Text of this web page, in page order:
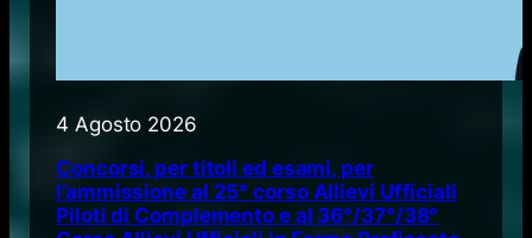
4 Agosto 2026
Concorsi, per titoli ed esami, per
l’ammissione al 25° corso Allievi Ufficiali
Piloti di Complemento e al 36°/37°/38°